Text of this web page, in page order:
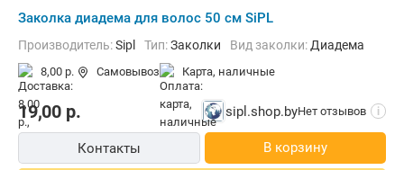
Заколка диадема для волос 50 см SiPL
Производитель:Sipl Тип:Заколки Вид заколки: Диадема
8,00 р. Самовывоз карта, наличные
19,00 р. sipl.shop.byНет отзывов i
Контакты В корзину